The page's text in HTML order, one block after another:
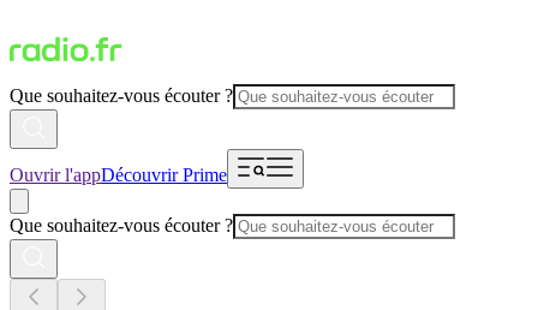
Que souhaitez-vous écouter ?
Ouvrir l'appDécouvrir Prime
Que souhaitez-vous écouter ?